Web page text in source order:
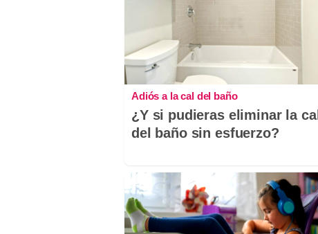
Adiós a la cal del baño
¿Y si pudieras eliminar la cal
del baño sin esfuerzo?